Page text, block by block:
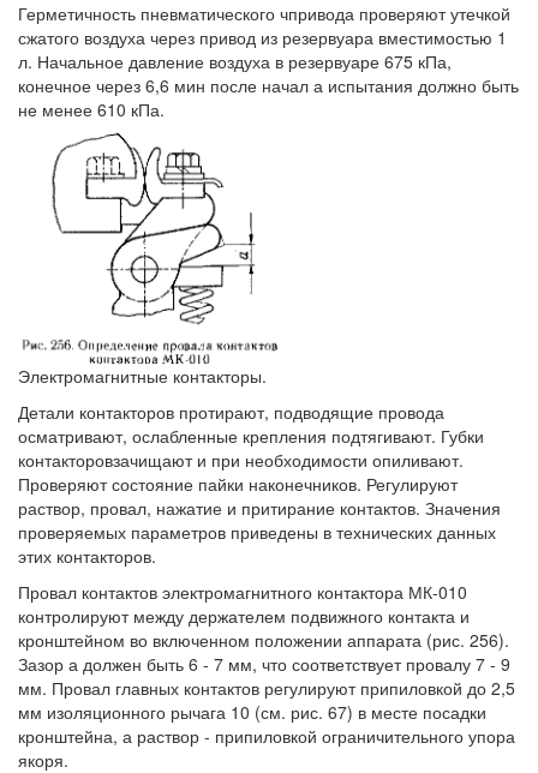
Герметичность пневматического чпривода проверяют утечкой
сжатого воздуха через привод из резервуара вместимостью 1
л. Начальное давление воздуха в резервуаре 675 кПа,
конечное через 6,6 мин после начал а испытания должно быть
не менее 610 кПа.
Электромагнитные контакторы.
Детали контакторов протирают, подводящие провода
осматривают, ослабленные крепления подтягивают. Губки
контакторовзачищают и при необходимости опиливают.
Проверяют состояние пайки наконечников. Регулируют
раствор, провал, нажатие и притирание контактов. Значения
проверяемых параметров приведены в технических данных
этих контакторов.
Провал контактов электромагнитного контактора МК-010
контролируют между держателем подвижного контакта и
кронштейном во включенном положении аппарата (рис. 256).
Зазор а должен быть 6 - 7 мм, что соответствует провалу 7 - 9
мм. Провал главных контактов регулируют припиловкой до 2,5
мм изоляционного рычага 10 (см. рис. 67) в месте посадки
кронштейна, а раствор - припиловкой ограничительного упора
якоря.